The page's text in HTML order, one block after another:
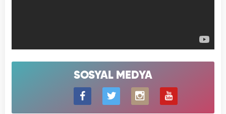
SOSYAL MEDYA